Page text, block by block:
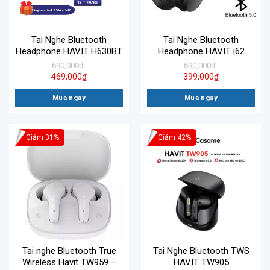
Tai Nghe Bluetooth
Headphone HAVIT H630BT
690,000₫
469,000₫
Mua ngay
Tai Nghe Bluetooth
Headphone HAVIT i62
Bluetooth 5.0, Pin Lên Đến
8H – Chính Hãng Bảo Hành
690,000₫
399,000₫
Mua ngay
Giảm 31%
Tai nghe Bluetooth True
Wireless Havit TW959 –
Giảm 42%
Tai Nghe Bluetooth TWS
HAVIT TW905